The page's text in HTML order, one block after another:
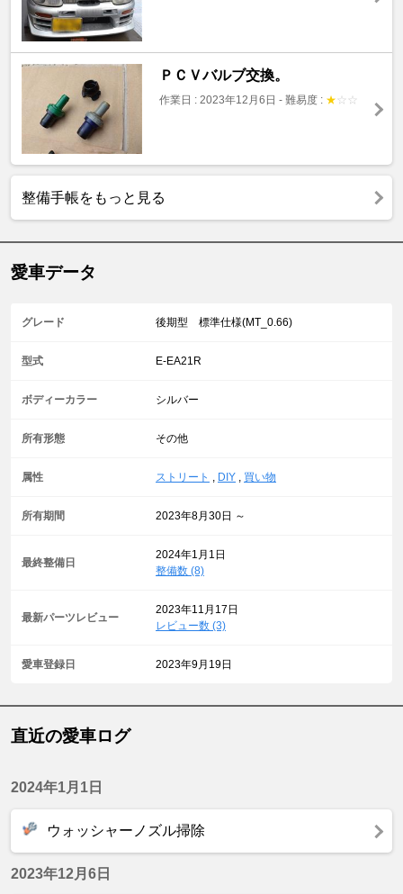
ＰＣＶバルブ交換。
作業日 : 2023年12月6日 - 難易度 : ★ ☆ ☆
整備手帳をもっと見る
愛車データ
グレード 後期型 標準仕様(MT_0.66)
型式 E-EA21R
ボディーカラー シルバー
所有形態 その他
属性 ストリート , DIY , 買い物
所有期間 2023年8月30日 ～
最終整備日
2024年1月1日
整備数 (8)
最新パーツレビュー
2023年11月17日
レビュー数 (3)
愛車登録日 2023年9月19日
直近の愛車ログ
2024年1月1日
ウォッシャーノズル掃除
2023年12月6日